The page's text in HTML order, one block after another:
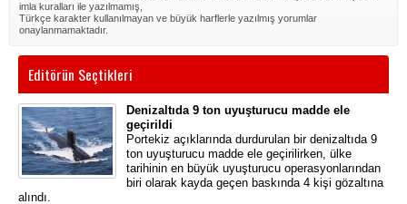
imla kuralları ile yazılmamış,
Türkçe karakter kullanılmayan ve büyük harflerle yazılmış yorumlar
onaylanmamaktadır.
Editörün Seçtikleri
Denizaltıda 9 ton uyuşturucu madde ele
geçirildi
Portekiz açıklarında durdurulan bir denizaltıda 9
ton uyuşturucu madde ele geçirilirken, ülke
tarihinin en büyük uyuşturucu operasyonlarından
biri olarak kayda geçen baskında 4 kişi gözaltına
alındı.